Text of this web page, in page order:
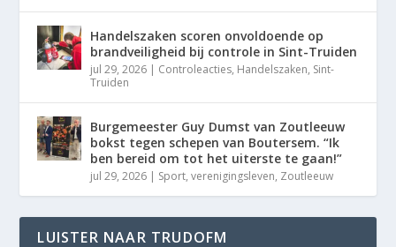
Handelszaken scoren onvoldoende op
brandveiligheid bij controle in Sint-Truiden
jul 29, 2026 | Controleacties, Handelszaken, Sint-
Truiden
Burgemeester Guy Dumst van Zoutleeuw
bokst tegen schepen van Boutersem. “Ik
ben bereid om tot het uiterste te gaan!”
jul 29, 2026 | Sport,verenigingsleven, Zoutleeuw
LUISTER NAAR TRUDOFM